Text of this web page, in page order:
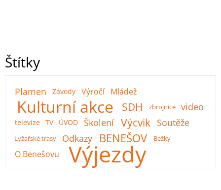
Štítky
Plamen Závody Výročí Mládež
Kulturní akce SDH zbrojnice video
televize TV ÚVOD Školení Výcvik Soutěže
Lyžařské trasy Odkazy BENEŠOV Bežky
O Benešovu Výjezdy